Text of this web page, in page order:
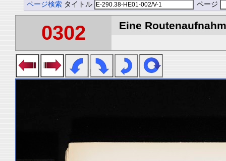
ページ検索 タイトル ページ
0302 Eine